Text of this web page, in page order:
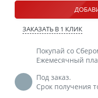
ЗАКАЗАТЬ В 1 КЛИК
Покупай со
Ежемесячный
Под заказ.
Срок получения